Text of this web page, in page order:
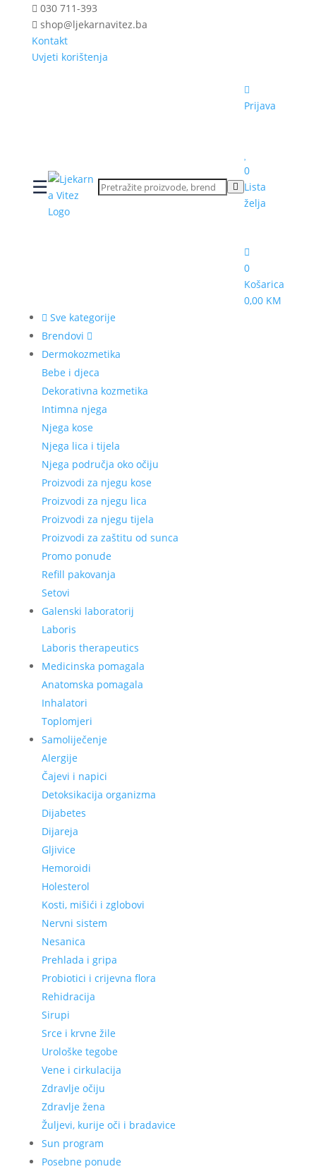
030 711-393
shop@ljekarnavitez.ba
Kontakt
Uvjeti korištenja
☰
Prijava
0
Lista
želja
0
Košarica
0,00 KM
Sve kategorije
Brendovi
Dermokozmetika
Bebe i djeca
Dekorativna kozmetika
Intimna njega
Njega kose
Njega lica i tijela
Njega područja oko očiju
Proizvodi za njegu kose
Proizvodi za njegu lica
Proizvodi za njegu tijela
Proizvodi za zaštitu od sunca
Promo ponude
Refill pakovanja
Setovi
Galenski laboratorij
Laboris
Laboris therapeutics
Medicinska pomagala
Anatomska pomagala
Inhalatori
Toplomjeri
Samoliječenje
Alergije
Čajevi i napici
Detoksikacija organizma
Dijabetes
Dijareja
Gljivice
Hemoroidi
Holesterol
Kosti, mišići i zglobovi
Nervni sistem
Nesanica
Prehlada i gripa
Probiotici i crijevna flora
Rehidracija
Sirupi
Srce i krvne žile
Urološke tegobe
Vene i cirkulacija
Zdravlje očiju
Zdravlje žena
Žuljevi, kurije oči i bradavice
Sun program
Posebne ponude